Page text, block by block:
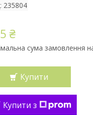
235804
₴
сума замовлення
Купити
Купити з